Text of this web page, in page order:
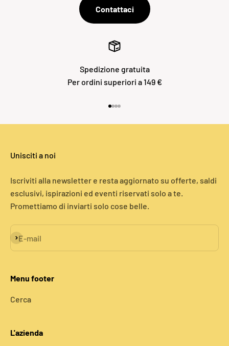
Contattaci
Spedizione gratuita
Per ordini superiori a 149 €
Unisciti a noi
Iscriviti alla newsletter e resta aggiornato su offerte, saldi
esclusivi, ispirazioni ed eventi riservati solo a te.
Promettiamo di inviarti solo cose belle.
E-mail
Iscriviti alla newsletter
Menu footer
Cerca
L'azienda